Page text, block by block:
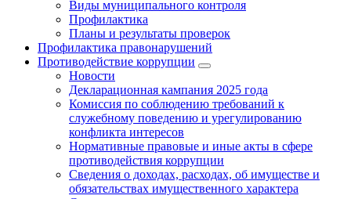
Виды муниципального контроля
Профилактика
Планы и результаты проверок
Профилактика правонарушений
Противодействие коррупции
Новости
Декларационная кампания 2025 года
Комиссия по соблюдению требований к
служебному поведению и урегулированию
конфликта интересов
Нормативные правовые и иные акты в сфере
противодействия коррупции
Сведения о доходах, расходах, об имуществе и
обязательствах имущественного характера